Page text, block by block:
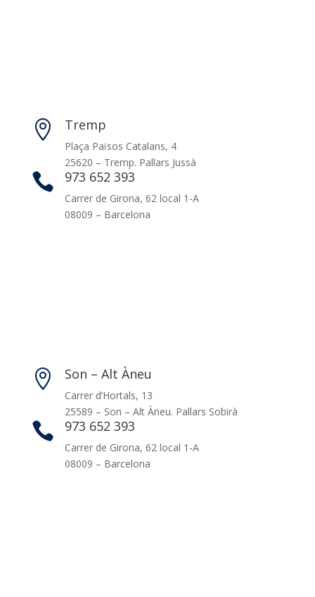
 Tremp
Plaça Països Catalans, 4
25620 – Tremp. Pallars Jussà
 973 652 393
Carrer de Girona, 62 local 1-A
08009 – Barcelona
 Son – Alt Àneu
Carrer d’Hortals, 13
25589 – Son – Alt Àneu. Pallars Sobirà
 973 652 393
Carrer de Girona, 62 local 1-A
08009 – Barcelona